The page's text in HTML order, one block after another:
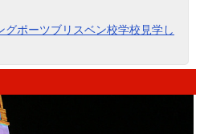
グポーツブリスベン校学校見学し